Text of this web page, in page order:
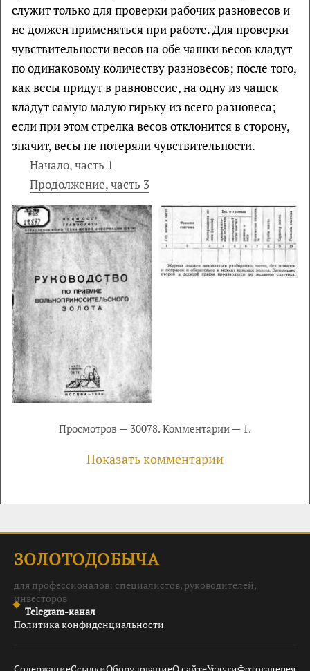
служит только для проверки рабочих разновесов и
не должен применяться при работе. Для проверки
чувствительности весов на обе чашки весов кладут
по одинаковому количеству разновесов; после того,
как весы придут в равновесие, на одну из чашек
кладут самую малую гирьку из всего разновеса;
если при этом стрелка весов отклонится в сторону,
значит, весы не потеряли чувствительности.
Начало, часть 1
Продолжение, часть 3
Просмотров — 30078. Комментарии — 1.
Показать комментарии
ЗОЛОТОДОБЫЧА
для профессионалов: специалистов, руководителей,
инвесторов
Telegram-канал
Политика конфиденциальности